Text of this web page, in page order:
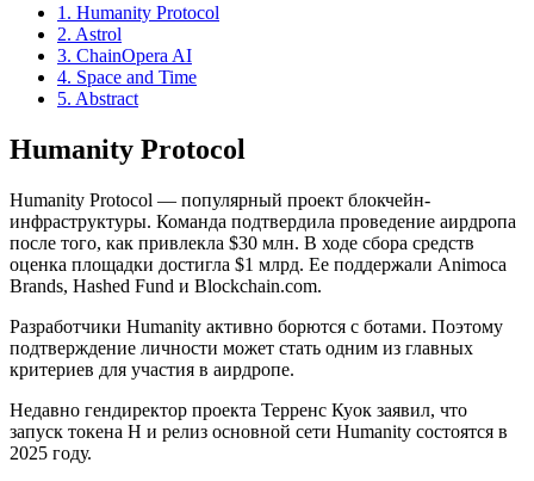
1. Humanity Protocol
2. Astrol
3. ChainOpera AI
4. Space and Time
5. Abstract
Humanity Protocol
Humanity Protocol — популярный проект блокчейн-
инфраструктуры. Команда подтвердила проведение аирдропа
после того, как привлекла $30 млн. В ходе сбора средств
оценка площадки достигла $1 млрд. Ее поддержали Animoca
Brands, Hashed Fund и Blockchain.com.
Разработчики Humanity активно борются с ботами. Поэтому
подтверждение личности может стать одним из главных
критериев для участия в аирдропе.
Недавно гендиректор проекта Терренс Куок заявил, что
запуск токена H и релиз основной сети Humanity состоятся в
2025 году.